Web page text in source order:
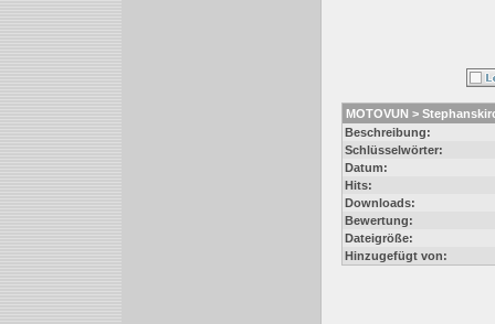
MOTOVUN >
Beschreibung:
Schlüsselwörter:
Datum:
Hits:
Downloads:
Bewertung:
Dateigröße:
Hinzugefügt von: